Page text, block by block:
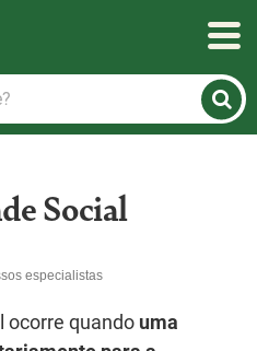
Social
especialistas
ocorre quando uma